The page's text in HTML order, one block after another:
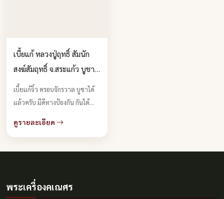
เบี้ยแก้ หลวงปู่ฤทธิ์ สัมนัก
สงฆ์สัมฤทธิ์ จ.สระแก้ว บูชา
ได้แล้วครับ
เบี้ยแก้จิ๋ว ครอบจักรวาล บูชาได้
แล้วครับ มีดีทางป้องกัน กันได้
อานุภาพครอบจักรวาล เบี้ยแก้ ชื่อ
ดูรายละเอียด
พระเครื่องคเณศร